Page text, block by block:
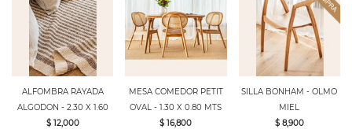
ALFOMBRA RAYADA
ALGODON - 2.30 X 1.60
$ 12,000
MESA COMEDOR PETIT
OVAL - 1.30 X 0.80 MTS
$ 16,800
SILLA BONHAM - OLMO
MIEL
$ 8,900